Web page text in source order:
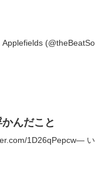
んだこと
1D26qPepcw—